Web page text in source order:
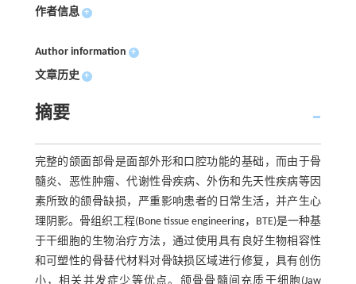
作者信息 +
Author information +
文章历史 +
摘要
完整的颌面部骨是面部外形和口腔功能的基础，而由于骨
髓炎、恶性肿瘤、代谢性骨疾病、外伤和先天性疾病等因
素所致的颌骨缺损，严重影响患者的日常生活，并产生心
理阴影。骨组织工程(Bone tissue engineering，BTE)是一种基
于干细胞的生物治疗方法，通过使用具有良好生物相容性
和可塑性的骨替代材料对骨缺损区域进行修复，具有创伤
小，相关并发症少等优点。颌骨骨髓间充质干细胞(Jaw